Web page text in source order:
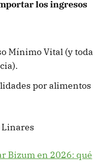
los ingresos
Mínimo Vital (y toda
por alimentos
Linares
Bizum en 2026: qué